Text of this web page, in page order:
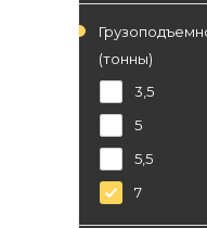
(тонны)
3,5
5
5,5
7